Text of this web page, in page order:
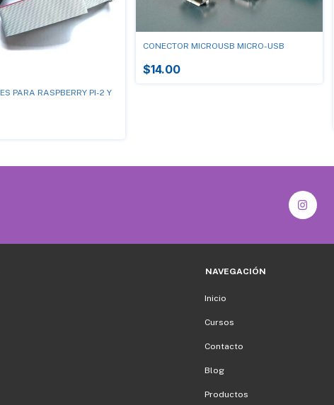
PARA RASPBERRY PI-2 Y
CONECTOR MICROUSB MICRO-USB
$14.00
NAVEGACIÓN
Inicio
Cursos
Contacto
Blog
Productos